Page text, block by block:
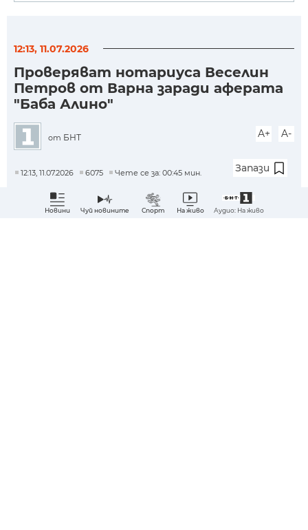
12:13, 11.07.2026
Проверяват нотариуса Веселин
Петров от Варна заради аферата
"Баба Алино"
от БНТ A+ A-
12:13, 11.07.2026 6075 Чете се за: 00:45 мин. Запази
Петров е издал 35 нотариални акта за
Новини Чуй новините Спорт На живо Аудио: На живо